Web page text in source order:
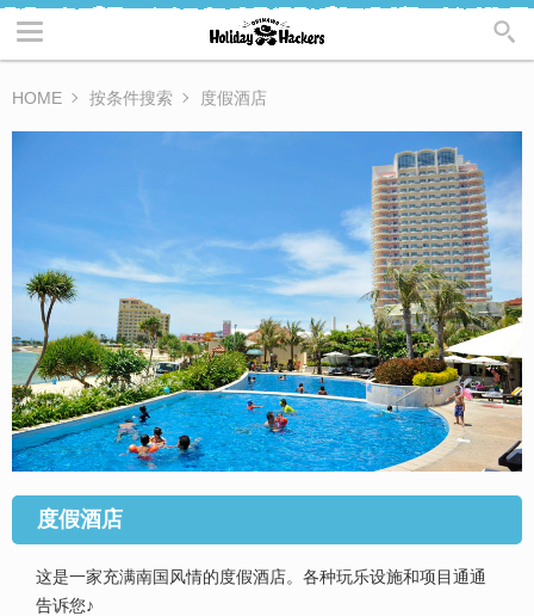
HOME 按条件搜索 度假酒店
度假酒店
这是一家充满南国风情的度假酒店。各种玩乐设施和项目通通
告诉您♪